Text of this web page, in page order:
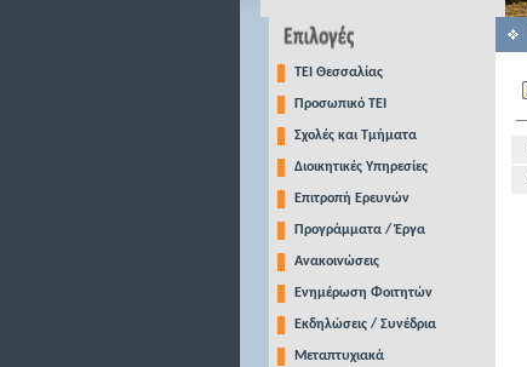
TEI Θεσσαλίας
Προσωπικό ΤΕΙ
Σχολές και Τμήματα
Διοικητικές Υπηρεσίες
Επιτροπή Ερευνών
Προγράμματα / Έργα
Ανακοινώσεις
Ενημέρωση Φοιτητών
Εκδηλώσεις / Συνέδρια
Μεταπτυχιακά